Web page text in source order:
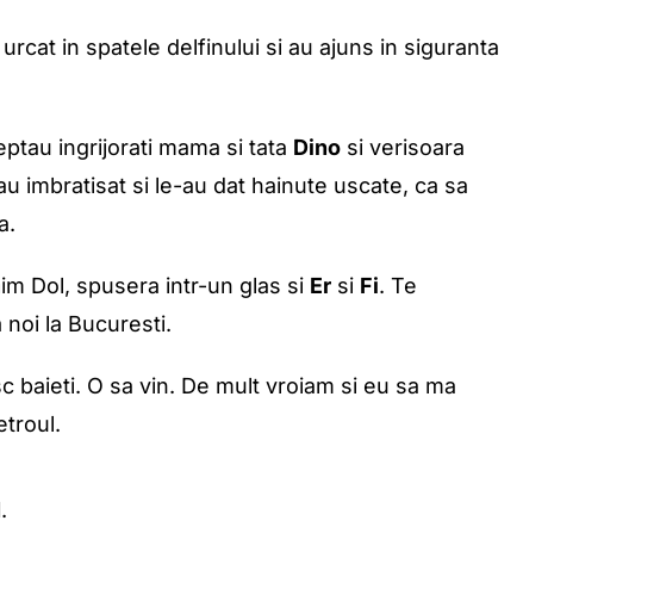
in spatele delfinului si au ajuns in siguranta
ingrijorati mama si tata Dino si verisoara
imbratisat si le-au dat hainute uscate, ca sa
Dol, spusera intr-un glas si Er si Fi. Te
noi la Bucuresti.
baieti. O sa vin. De mult vroiam si eu sa ma